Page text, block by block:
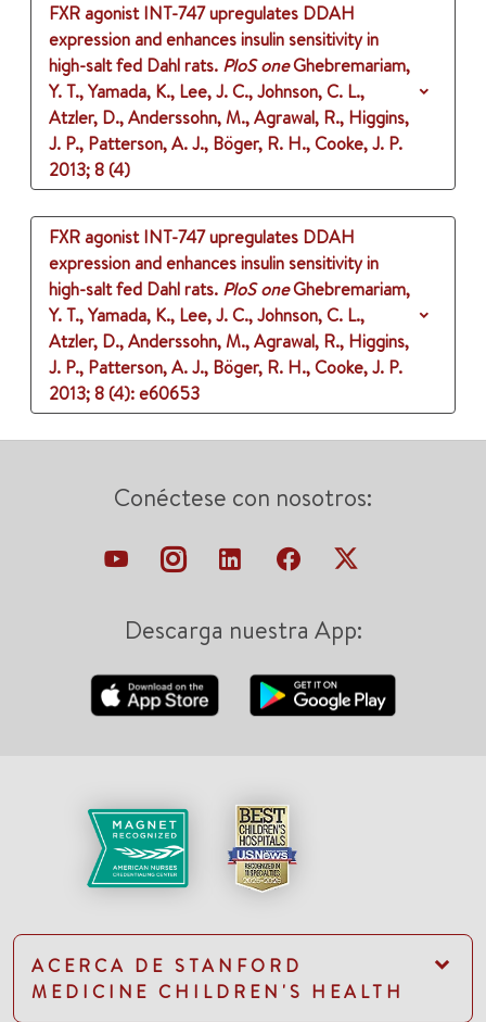
FXR agonist INT-747 upregulates DDAH
expression and enhances insulin sensitivity in
high-salt fed Dahl rats. PloS oneGhebremariam,
Y. T., Yamada, K., Lee, J. C., Johnson, C. L.,
Atzler, D., Anderssohn, M., Agrawal, R., Higgins,
J. P., Patterson, A. J., Böger, R. H., Cooke, J. P.
2013;8 (4)
FXR agonist INT-747 upregulates DDAH
expression and enhances insulin sensitivity in
high-salt fed Dahl rats. PloS oneGhebremariam,
Y. T., Yamada, K., Lee, J. C., Johnson, C. L.,
Atzler, D., Anderssohn, M., Agrawal, R., Higgins,
J. P., Patterson, A. J., Böger, R. H., Cooke, J. P.
2013;8 (4): e60653
Conéctese con nosotros:
Descarga nuestra App:
ACERCA DE STANFORD
MEDICINE CHILDREN'S HEALTH